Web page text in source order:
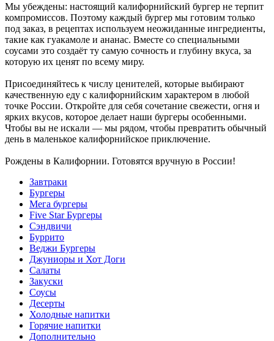
Мы убеждены: настоящий калифорнийский бургер не терпит
компромиссов. Поэтому каждый бургер мы готовим только
под заказ, в рецептах используем неожиданные ингредиенты,
такие как гуакамоле и ананас. Вместе со специальными
соусами это создаёт ту самую сочность и глубину вкуса, за
которую их ценят по всему миру.
Присоединяйтесь к числу ценителей, которые выбирают
качественную еду с калифорнийским характером в любой
точке России. Откройте для себя сочетание свежести, огня и
ярких вкусов, которое делает наши бургеры особенными.
Чтобы вы не искали — мы рядом, чтобы превратить обычный
день в маленькое калифорнийское приключение.
Рождены в Калифорнии. Готовятся вручную в России!
Завтраки
Бургеры
Мега бургеры
Five Star Бургеры
Сэндвичи
Буррито
Веджи Бургеры
Джуниоры и Хот Доги
Салаты
Закуски
Соусы
Десерты
Холодные напитки
Горячие напитки
Дополнительно